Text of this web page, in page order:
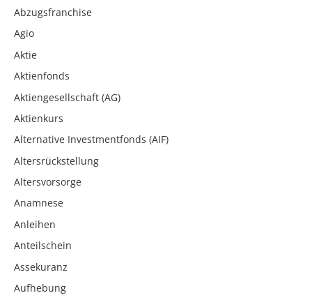
Abzugsfranchise
Agio
Aktie
Aktienfonds
Aktiengesellschaft (AG)
Aktienkurs
Alternative Investmentfonds (AIF)
Altersrückstellung
Altersvorsorge
Anamnese
Anleihen
Anteilschein
Assekuranz
Aufhebung